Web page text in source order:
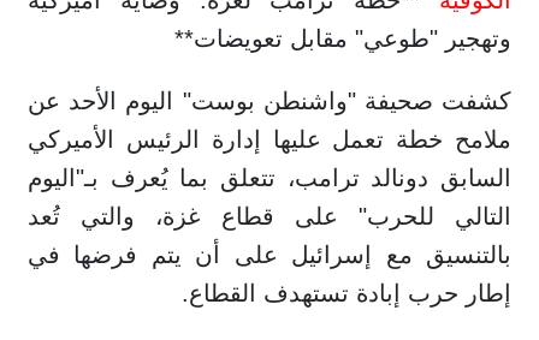
وتهجير "طوعي" مقابل تعويضات**
كشفت صحيفة "واشنطن بوست" اليوم الأحد عن
ملامح خطة تعمل عليها إدارة الرئيس الأميركي
السابق دونالد ترامب، تتعلق بما يُعرف بـ"اليوم
التالي للحرب" على قطاع غزة، والتي تُعد
بالتنسيق مع إسرائيل على أن يتم فرضها في
إطار حرب إبادة تستهدف القطاع.